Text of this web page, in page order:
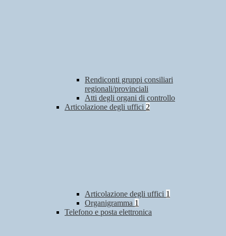
Rendiconti gruppi consiliari
regionali/provinciali
Atti degli organi di controllo
Articolazione degli uffici 2
Articolazione degli uffici 1
Organigramma 1
Telefono e posta elettronica